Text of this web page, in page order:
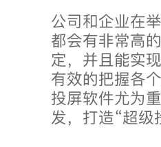
公司和企业在
都会有非常高
定，并且能实
有效的把握各
投屏软件尤为
发，打造“超级